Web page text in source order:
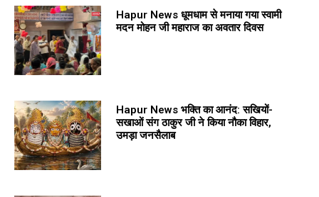
Hapur News धूमधाम से मनाया गया स्वामी
मदन मोहन जी महाराज का अवतार दिवस
Hapur News भक्ति का आनंद: सखियों-
सखाओं संग ठाकुर जी ने किया नौका विहार,
उमड़ा जनसैलाब